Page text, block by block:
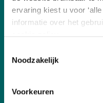
ervaring kiest u voor
informatie over het
Noodzakelijk
Voorkeuren
7.8 / 10